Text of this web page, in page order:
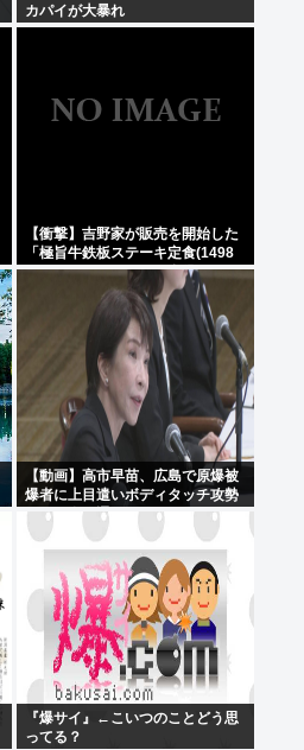
カパイが大暴れ
【衝撃】吉野家が販売を開始した
「極旨牛鉄板ステーキ定食(1498
円)」がうまそすぎると話題に
【動画】高市早苗、広島で原爆被
爆者に上目遣いボディタッチ攻勢
するも全く通用しないどころか
「非常に不安」とガチギレ
『爆サイ』←こいつのことどう思
ってる？